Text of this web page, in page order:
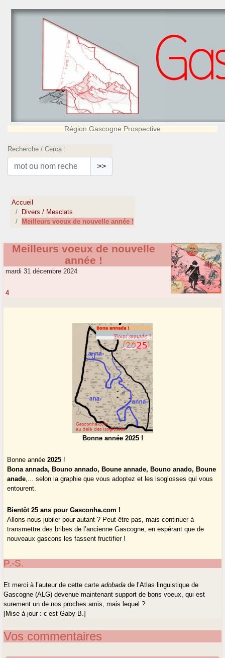
Région Gascogne Prospective
Recherche / Cerca :
>>
Accueil
Divers / Mesclats
Meilleurs voeux de nouvelle année !
Meilleurs voeux de nouvelle
année !
mardi 31 décembre 2024
4
Bonne année 2025 !
Bonne année2025 !
Bona annada, Bouno annado, Boune annade, Bouno anado, Boune
anade,... selon la graphie que vous adoptez et les isoglosses qui vous
entourent.
Bientôt 25 ans pour Gasconha.com !
Allons-nous jubiler pour autant ? Peut-être pas, mais continuer à
transmettre des bribes de l’ancienne Gascogne, en espérant que de
nouveaux gascons les fassent fructifier !
P.-S.
Et merci à l’auteur de cette carteadobada de l’Atlas linguistique de
Gascogne (ALG) devenue maintenant support de bons voeux, qui est
surement un de nos proches amis, mais lequel ?
[Mise à jour : c’est Gaby B.]
Vos commentaires